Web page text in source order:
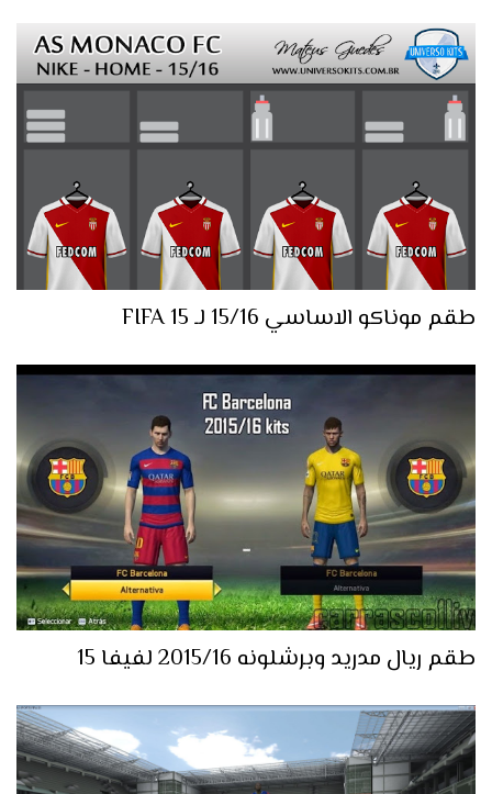
طقم موناكو الاساسي 15/16 لـ FIFA 15
طقم ريال مدريد وبرشلونه 2015/16 لفيفا 15